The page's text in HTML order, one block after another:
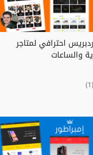
احترافي لمتاجر
والساعات
(1)